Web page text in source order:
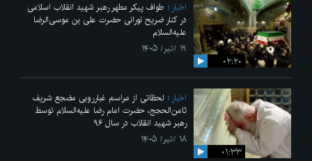
۰۲:۲۰
اخبار
طواف پیکر مطهر رهبر شهید انقلاب اسلامی
در کنار ضریح نورانی حضرت علی‌ بن موسی‌الرضا
علیه‌السلام
۱۹ /تیر/ ۱۴۰۵
۰۱:۳۳
اخبار
لحظاتی از مراسم غبارروبی مضجع شریف
ثامن‌الحجج، حضرت امام رضا علیه‌السلام توسط
رهبر شهید انقلاب در سال ۹۶
۱۸ /تیر/ ۱۴۰۵